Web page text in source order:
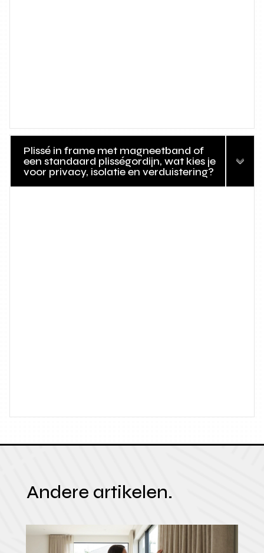
Plissé in frame met magneetband of
een standaard plisségordijn, wat kies je
voor privacy, isolatie en verduistering?
Andere artikelen.